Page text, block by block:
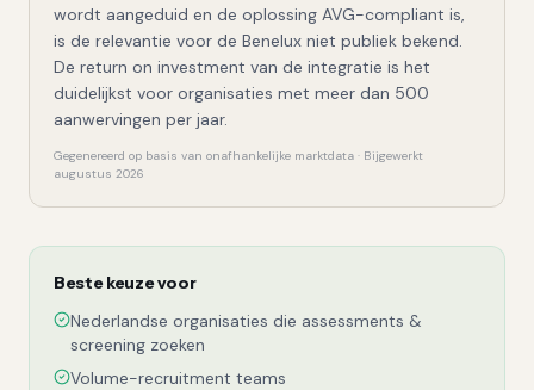
wordt aangeduid en de oplossing AVG-compliant is,
is de relevantie voor de Benelux niet publiek bekend.
De return on investment van de integratie is het
duidelijkst voor organisaties met meer dan 500
aanwervingen per jaar.
Gegenereerd op basis van onafhankelijke marktdata · Bijgewerkt
augustus 2026
Beste keuze voor
Nederlandse organisaties die assessments &
screening zoeken
Volume-recruitment teams